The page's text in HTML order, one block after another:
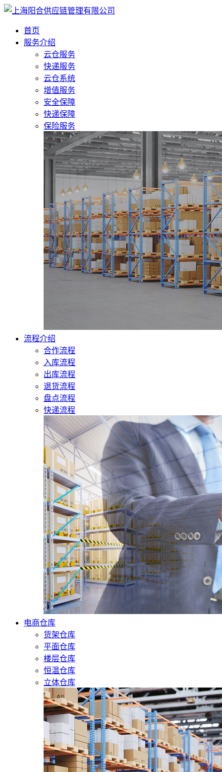
首页
服务介绍
云仓服务
快递服务
云仓系统
增值服务
安全保障
快递保障
保险服务
流程介绍
合作流程
入库流程
出库流程
退货流程
盘点流程
快递流程
电商仓库
货架仓库
平面仓库
楼层仓库
恒温仓库
立体仓库